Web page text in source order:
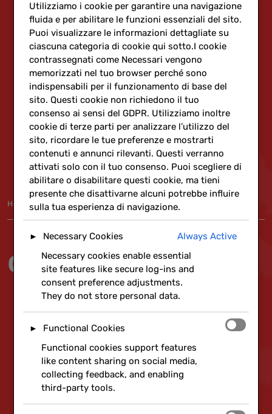
Home » Rete
cheFare
Utilizziamo i cookie per garantire una navigazione
fluida e per abilitare le funzioni essenziali del sito.
Puoi visualizzare le informazioni dettagliate su
ciascuna categoria di cookie qui sotto.I cookie
contrassegnati come Necessari vengono
memorizzati nel tuo browser perché sono
indispensabili per il funzionamento di base del
sito. Questi cookie non richiedono il tuo
consenso ai sensi del GDPR. Utilizziamo inoltre
cookie di terze parti per analizzare l’utilizzo del
sito, ricordare le tue preferenze e mostrarti
contenuti e annunci rilevanti. Questi verranno
attivati solo con il tuo consenso. Puoi scegliere di
abilitare o disabilitare questi cookie, ma tieni
presente che disattivarne alcuni potrebbe influire
sulla tua esperienza di navigazione.
► Necessary Cookies
Always Active
Necessary cookies enable essential
site features like secure log-ins and
consent preference adjustments.
They do not store personal data.
►
Functional Cookies
Functional cookies support features
like content sharing on social media,
collecting feedback, and enabling
third-party tools.